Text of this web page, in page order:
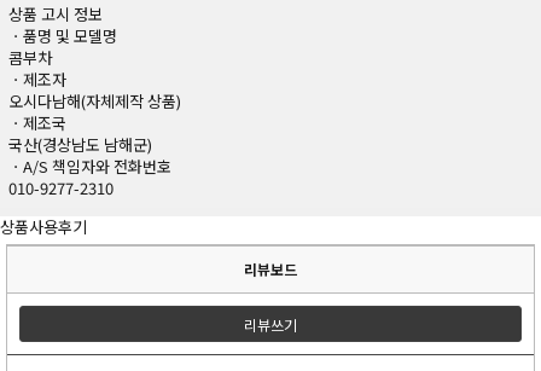
상품 고시 정보
ㆍ품명 및 모델명
콤부차
ㆍ제조자
오시다남해(자체제작 상품)
ㆍ제조국
국산(경상남도 남해군)
ㆍA/S 책임자와 전화번호
010-9277-2310
상품사용후기
리뷰보드
리뷰쓰기